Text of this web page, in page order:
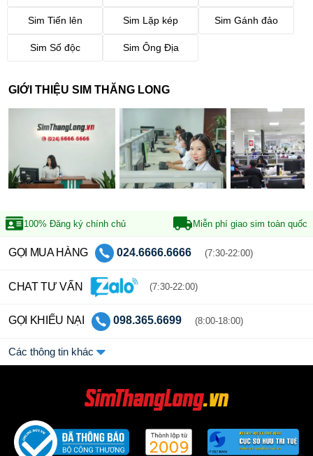
Sim Tiến lên Sim Lặp kép Sim Gánh đảo
Sim Số độc Sim Ông Địa
GIỚI THIỆU SIM THĂNG LONG
100% Đăng ký chính chủ Miễn phí giao sim toàn quốc
GỌI MUA HÀNG 024.6666.6666 (7:30-22:00)
CHAT TƯ VẤN (7:30-22:00)
GỌI KHIẾU NẠI 098.365.6699 (8:00-18:00)
Các thông tin khác